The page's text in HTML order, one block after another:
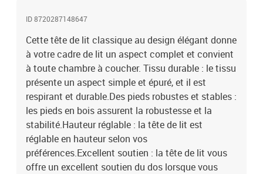
ID 8720287148647
Cette tête de lit classique au design élégant donne
à votre cadre de lit un aspect complet et convient
à toute chambre à coucher. Tissu durable : le tissu
présente un aspect simple et épuré, et il est
respirant et durable.Des pieds robustes et stables :
les pieds en bois assurent la robustesse et la
stabilité.Hauteur réglable : la tête de lit est
réglable en hauteur selon vos
préférences.Excellent soutien : la tête de lit vous
offre un excellent soutien du dos lorsque vous